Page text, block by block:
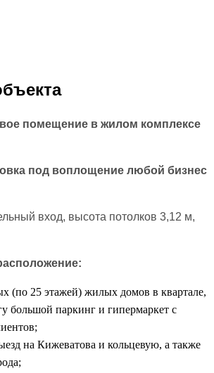
помещение в жилом комплексе
под воплощение любой бизнес
вход, высота потолков 3,12 м,
(по 25 этажей) жилых домов в квартале,
большой паркинг и гипермаркет с
на Кижеватова и кольцевую, а также